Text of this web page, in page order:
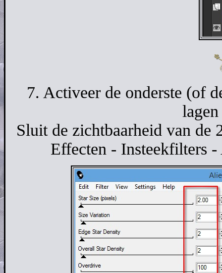
7. Activeer de onderste (of
Sluit de zichtbaarheid van de
Effecten - Insteekfilters